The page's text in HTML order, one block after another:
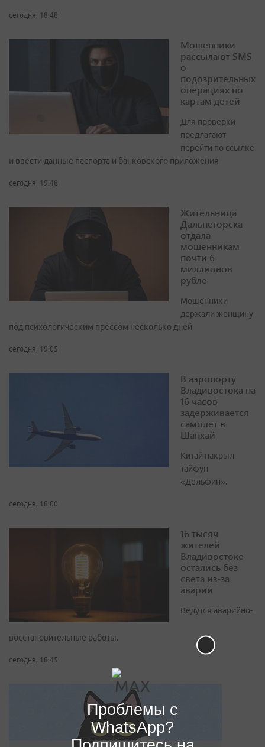
сегодня, 18:48
Мошенники
рассылают SMS
о
подозрительных
операциях по
картам детей
Для проверки
предлагают
перейти по ссылке
и ввести данные паспорта и банковского приложения
сегодня, 19:48
Жительница
Дальнегорска
отдала
мошенникам
почти 6
миллионов
рубле
Мошенники
держали женщину
под психологическим прессом несколько дней
сегодня, 19:05
В аэропорту
Владивостока на
16 часов
задерживается
самолет в
Шанхай
Китай накрыл
тайфун
«Дельфин».
сегодня, 18:00
16 тысяч
жителей
Владивостоке
остались без
света из-за
аварии
Ведутся аварийно-
восстановительные работы.
сегодня, 18:45
Проблемы с
WhatsApp?